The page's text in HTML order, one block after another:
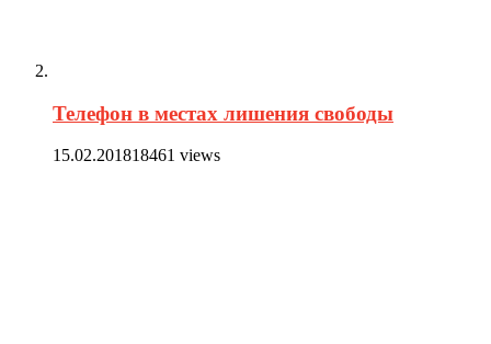
Телефон в местах лишения свободы
15.02.201818461 views